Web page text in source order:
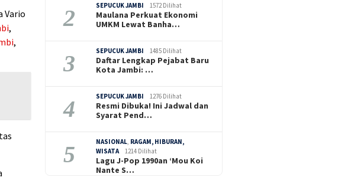
Vario
,
,
2 SEPUCUK JAMBI 1572 Dilihat
Maulana Perkuat Ekonomi
UMKM Lewat Banha…
3 SEPUCUK JAMBI 1485 Dilihat
Daftar Lengkap Pejabat Baru
Kota Jambi: …
4 SEPUCUK JAMBI 1276 Dilihat
Resmi Dibuka! Ini Jadwal dan
Syarat Pend…
5 NASIONAL RAGAM, HIBURAN,
WISATA
1214 Dilihat
Lagu J-Pop 1990an ‘Mou Koi
Nante S…